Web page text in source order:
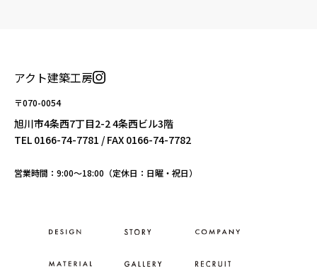
アクト建築工房
〒070-0054
旭川市4条西7丁目2-2 4条西ビル3階
TEL 0166-74-7781 / FAX 0166-74-7782
営業時間：9:00〜18:00（定休日：日曜・祝日）